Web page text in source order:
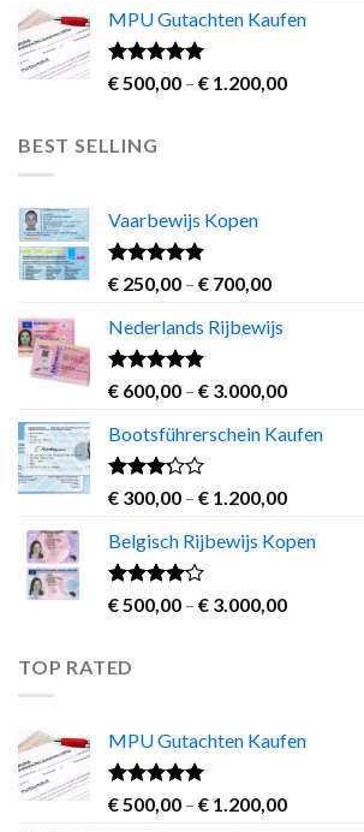
out
of 5
€ 500,00
€ 2.500,00
MPU Gutachten Kaufen
Rated5.00
out of 5
€500,00 – € 1.200,00Price
BEST SELLING
Vaarbewijs Kopen
Rated4.63
out of 5
€ 250,00 – € 700,00Price
€ 250,00
€ 700,00
Nederlands Rijbewijs
Rated4.60
out of 5
€ 600,00 – € 3.000,00Price
€ 600,00
€ 3.000,00
Bootsführerschein Kaufen
Rated
out of
5
€ 300,00 – € 1.200,00Price
€ 300,00
€ 1.200,00
Belgisch Rijbewijs Kopen
Rated
out
€ 500,00 – € 3.000,00Price
TOP RATED
MPU Gutachten Kaufen
Rated5.00
out of 5
€500,00 – € 1.200,00Price